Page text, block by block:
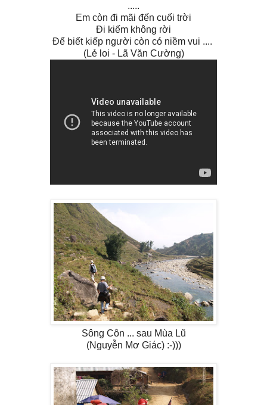
.....
Em còn đi mãi đến cuối trời
Đi kiếm không rời
Để biết kiếp người còn có niềm vui ....
(Lẻ loi - Lã Văn Cường)
Sông Côn ... sau Mùa Lũ
(Nguyễn Mơ Giác) :-)))